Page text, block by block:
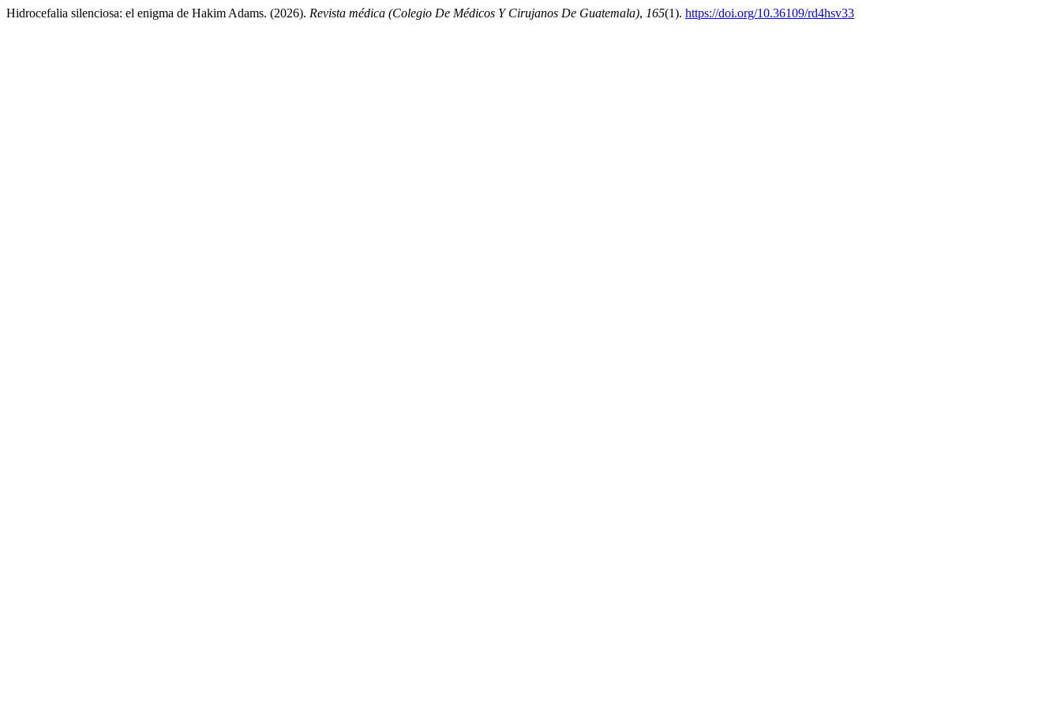
Hidrocefalia silenciosa: el enigma de Hakim Adams. (2026). Revista médica (Colegio De Médicos Y Cirujanos De Guatemala), 165(1). https://doi.org/10.36109/rd4hsv33